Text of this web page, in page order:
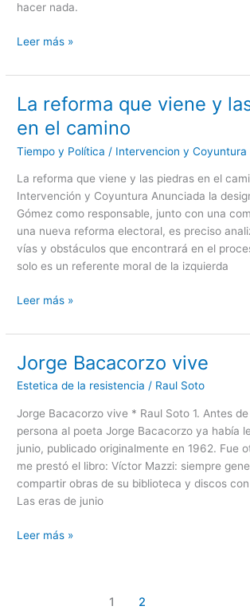
hacer nada.
Leer más »
La reforma que viene y
en el camino
Tiempo y Política / Intervencion y Coyuntura
La reforma que viene y las piedras en el
Intervención y Coyuntura Anunciada la
Gómez como responsable, junto con una
una nueva reforma electoral, es preciso
vías y obstáculos que encontrará en el
solo es un referente moral de la izquierda
La
que
viene
camino
Leer más »
Jorge Bacacorzo vive
Estetica de la resistencia / Raul Soto
Jorge Bacacorzo vive * Raul Soto 1. Antes
persona al poeta Jorge Bacacorzo ya había
junio, publicado originalmente en 1962. Fue
me prestó el libro: Víctor Mazzi: siempre
compartir obras de su biblioteca y discos
Las eras de junio
Jorge
Bacacorzo
vive
Leer más »
1 2